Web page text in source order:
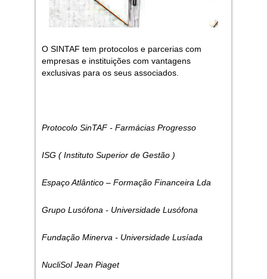
O SINTAF tem protocolos e parcerias com
empresas e instituições com vantagens
exclusivas para os seus associados.
Protocolo SinTAF - Farmácias Progresso
ISG ( Instituto Superior de Gestão )
Espaço Atlântico – Formação Financeira Lda
Grupo Lusófona - Universidade Lusófona
Fundação Minerva - Universidade Lusíada
NucliSol Jean Piaget